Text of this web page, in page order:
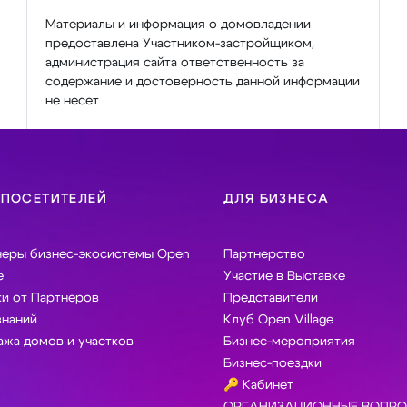
Материалы и информация о домовладении
предоставлена Участником-застройщиком,
администрация сайта ответственность за
содержание и достоверность данной информации
не несет
бизнес-экосистемы Open
от Партнеров
домов и участков
ДЛЯ БИЗНЕСА
Партнерство
Участие в Выставке
Представители
Клуб Open Village
Бизнес-мероприятия
Бизнес-поездки
🔑 Кабинет